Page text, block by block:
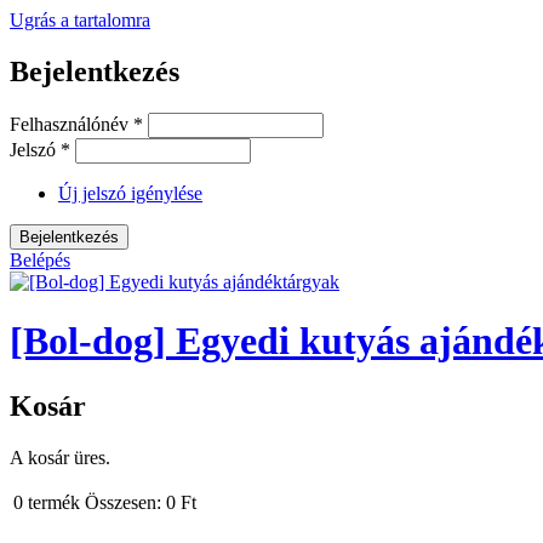
Ugrás a tartalomra
Bejelentkezés
Felhasználónév *
Jelszó *
Új jelszó igénylése
Belépés
[Bol-dog] Egyedi kutyás
Kosár
A kosár üres.
0 termék Összesen: 0 Ft